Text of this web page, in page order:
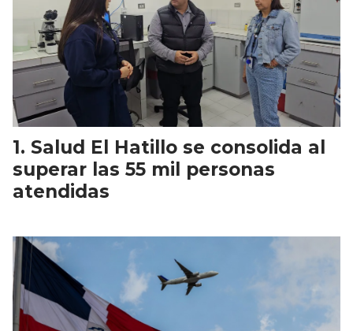
Salud El Hatillo se consolida al
superar las 55 mil personas
atendidas